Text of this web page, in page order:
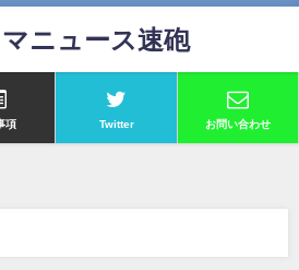
ニュース速砲
項 Twitter お問い合わせ